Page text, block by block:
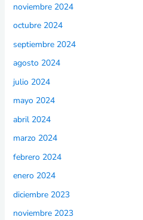
noviembre 2024
octubre 2024
septiembre 2024
agosto 2024
julio 2024
mayo 2024
abril 2024
marzo 2024
febrero 2024
enero 2024
diciembre 2023
noviembre 2023